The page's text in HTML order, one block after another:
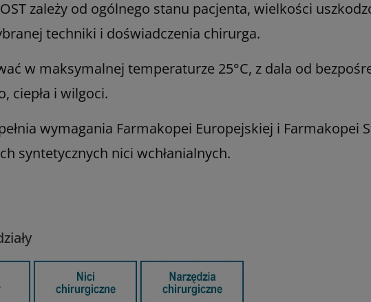
zależy od ogólnego stanu pacjenta, wielkości
techniki i doświadczenia chirurga.
w maksymalnej temperaturze 25°C, z dala od
ciepła i wilgoci.
wymagania Farmakopei Europejskiej i Farmakopei
syntetycznych nici wchłanialnych.